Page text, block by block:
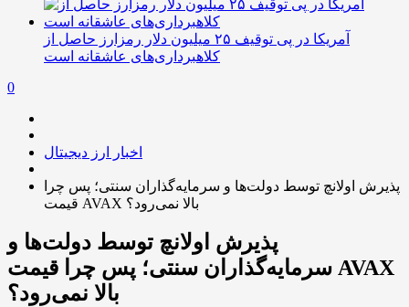
آمریکا در پی توقیف ۲۵ میلیون دلار رمزارز حاصل از
کلاهبرداری‌های عاشقانه است
0
اخبار ارز دیجیتال
پذیرش اولانچ توسط دولت‌ها و سرمایه‌گذاران سنتی؛ پس چرا
قیمت AVAX بالا نمی‌رود؟
پذیرش اولانچ توسط دولت‌ها و
سرمایه‌گذاران سنتی؛ پس چرا قیمت AVAX
بالا نمی‌رود؟